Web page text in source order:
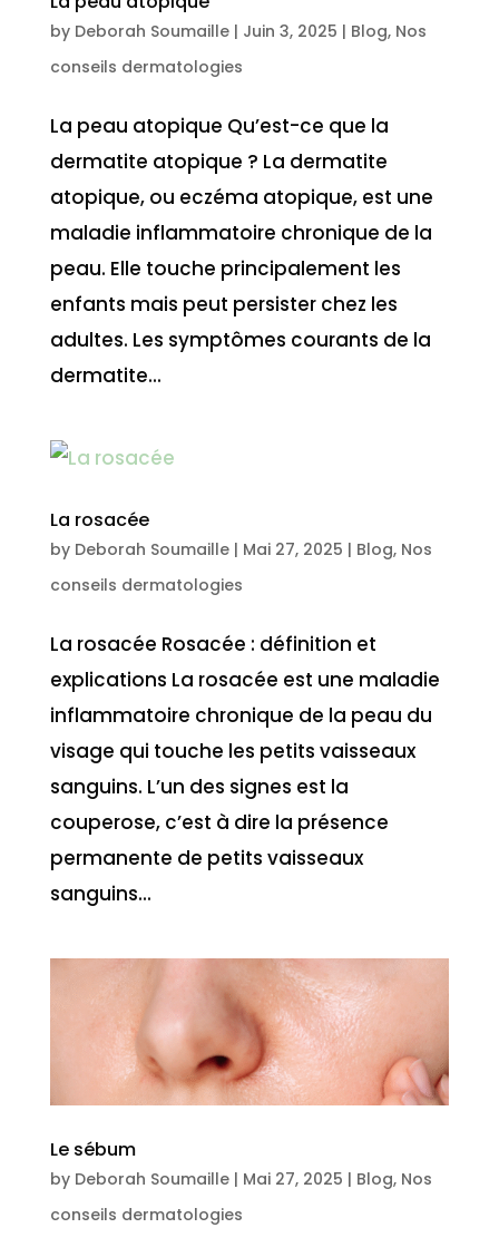
by Deborah Soumaille| Juin 3, 2025 | Blog, Nos
conseils dermatologies
La peau atopique Qu’est-ce que la
dermatite atopique ? La dermatite
atopique, ou eczéma atopique, est une
maladie inflammatoire chronique de la
peau. Elle touche principalement les
enfants mais peut persister chez les
adultes. Les symptômes courants de la
dermatite...
La rosacée
by Deborah Soumaille| Mai 27, 2025 | Blog, Nos
conseils dermatologies
La rosacée Rosacée : définition et
explications La rosacée est une maladie
inflammatoire chronique de la peau du
visage qui touche les petits vaisseaux
sanguins. L’un des signes est la
couperose, c’est à dire la présence
permanente de petits vaisseaux
sanguins...
Le sébum
by Deborah Soumaille| Mai 27, 2025 | Blog, Nos
conseils dermatologies